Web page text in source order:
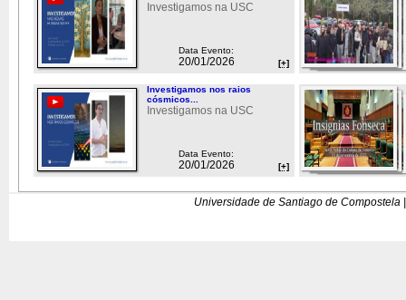
Investigamos na USC
Data Evento:
20/01/2026 [+]
Investigamos nos raios
cósmicos...
Investigamos na USC
Data Evento:
20/01/2026 [+]
Universidade de Santiago de